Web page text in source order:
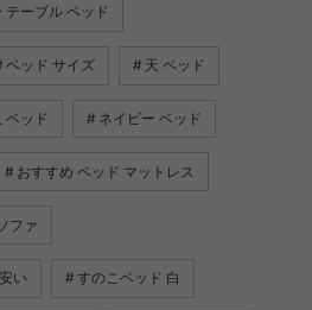
テーブル ベッド
ベッド サイズ 天 ベッド
ベッド ネイビー ベッド
おすすめ ベッド マットレス
ファ
い すのこベッド 白